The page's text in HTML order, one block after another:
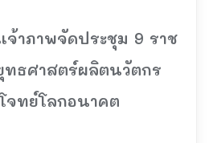
จ้าภาพจัดประชุม 9 ราช
ธศาสตร์ผลิตนวัตกร
จทย์โลกอนาคต